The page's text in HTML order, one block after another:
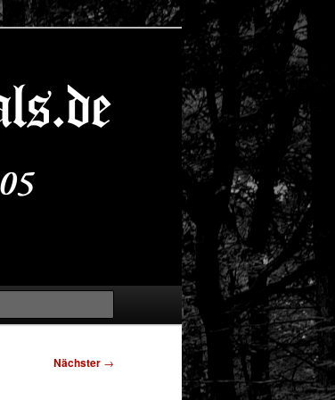
Nächster →